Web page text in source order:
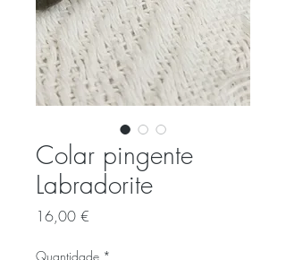
Colar pingente
Labradorite
16,00 €
Quantidade *